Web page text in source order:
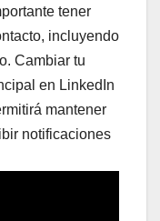
tener
incluyendo
Cambiar tu
en LinkedIn
mantener
notificaciones